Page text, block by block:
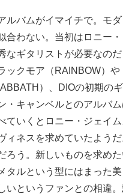
ルバムがイマイチで。モ
合わない。当初はロニー
なギタリストが必要なの
ックモア（RAINBOW）や
）、DIOの初期の
・キャンベルとのアルバ
ていくとロニー・ジェイ
ィネスを求めていたよう
ろう。新しいものを求め
タルという型にはまった
いというファンとの相違